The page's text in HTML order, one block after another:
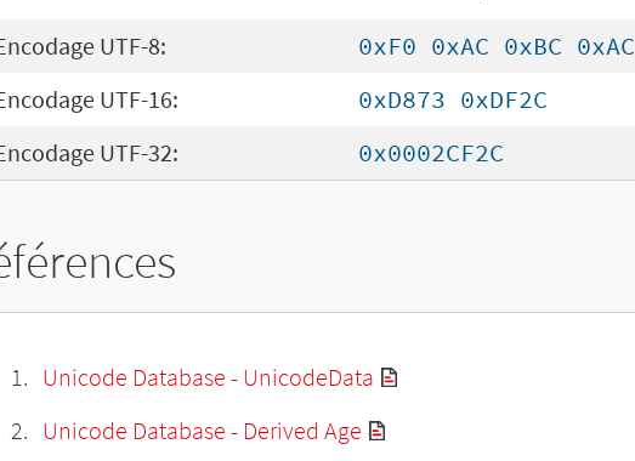
UTF-8:
0xF0 0xAC 0xBC 0xAC
UTF-16:
0xD873 0xDF2C
UTF-32:
0x0002CF2C
Unicode Database - UnicodeData
Unicode Database - Derived Age